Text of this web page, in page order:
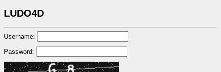
LUDO4D
Username:
Password: